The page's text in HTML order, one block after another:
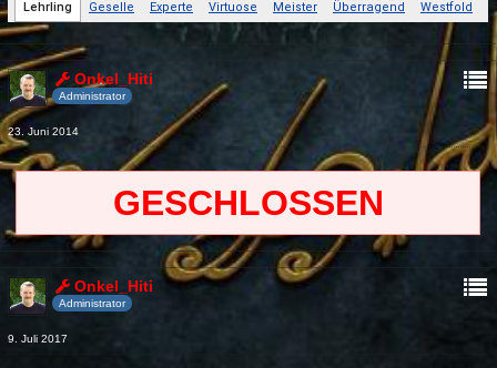
Onkel_Hiti
Administrator
23. Juni 2014
GESCHLOSSEN
Onkel_Hiti
Administrator
9. Juli 2017